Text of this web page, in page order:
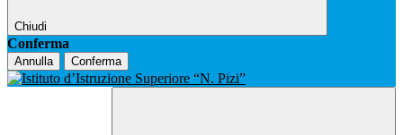
Chiudi
Conferma
Annulla Conferma